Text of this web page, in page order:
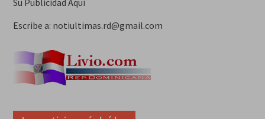
Escribe a: notiultimas.rd@gmail.com